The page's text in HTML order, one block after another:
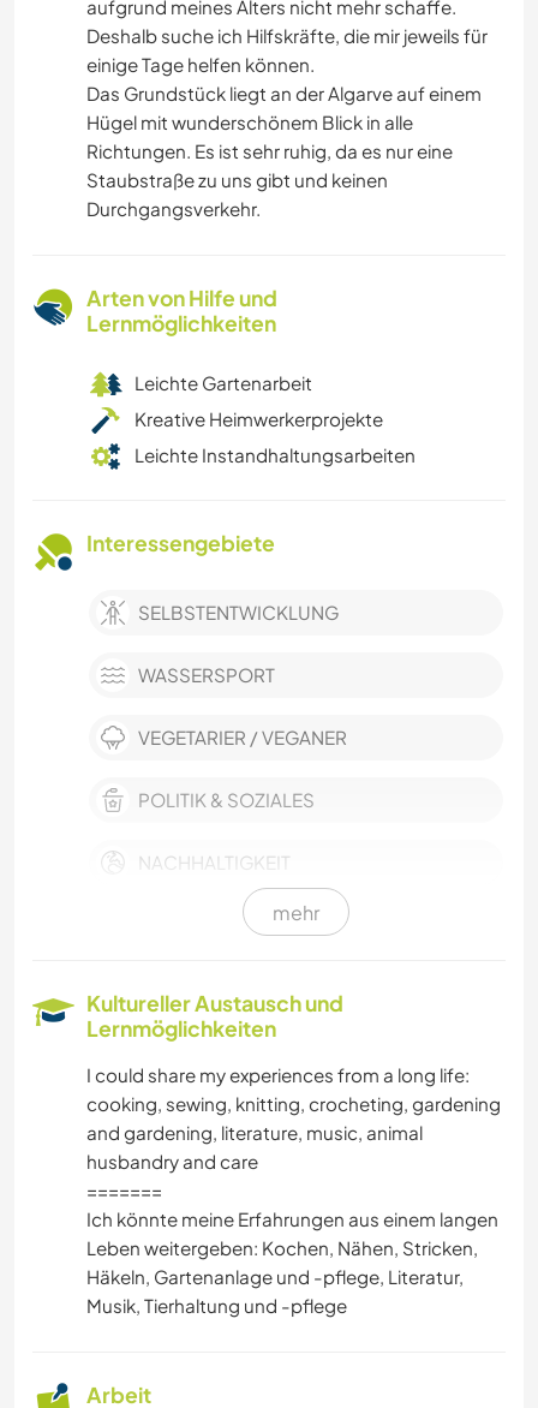
aufgrund meines Alters nicht mehr schaffe.
Deshalb suche ich Hilfskräfte, die mir jeweils für
einige Tage helfen können.
Das Grundstück liegt an der Algarve auf einem
Hügel mit wunderschönem Blick in alle
Richtungen. Es ist sehr ruhig, da es nur eine
Staubstraße zu uns gibt und keinen
Durchgangsverkehr.
Arten von Hilfe und
Lernmöglichkeiten
Leichte Gartenarbeit
Kreative Heimwerkerprojekte
Leichte Instandhaltungsarbeiten
Interessengebiete
SELBSTENTWICKLUNG
WASSERSPORT
VEGETARIER / VEGANER
POLITIK & SOZIALES
NACHHALTIGKEIT
FOTOGRAFIE
SPRACHEN
GARTENARBEITEN
HEIMWERKEN & DIY
mehr
Kultureller Austausch und
Lernmöglichkeiten
I could share my experiences from a long life:
cooking, sewing, knitting, crocheting, gardening
and gardening, literature, music, animal
husbandry and care
=======
Ich könnte meine Erfahrungen aus einem langen
Leben weitergeben: Kochen, Nähen, Stricken,
Häkeln, Gartenanlage und -pflege, Literatur,
Musik, Tierhaltung und -pflege
Arbeit